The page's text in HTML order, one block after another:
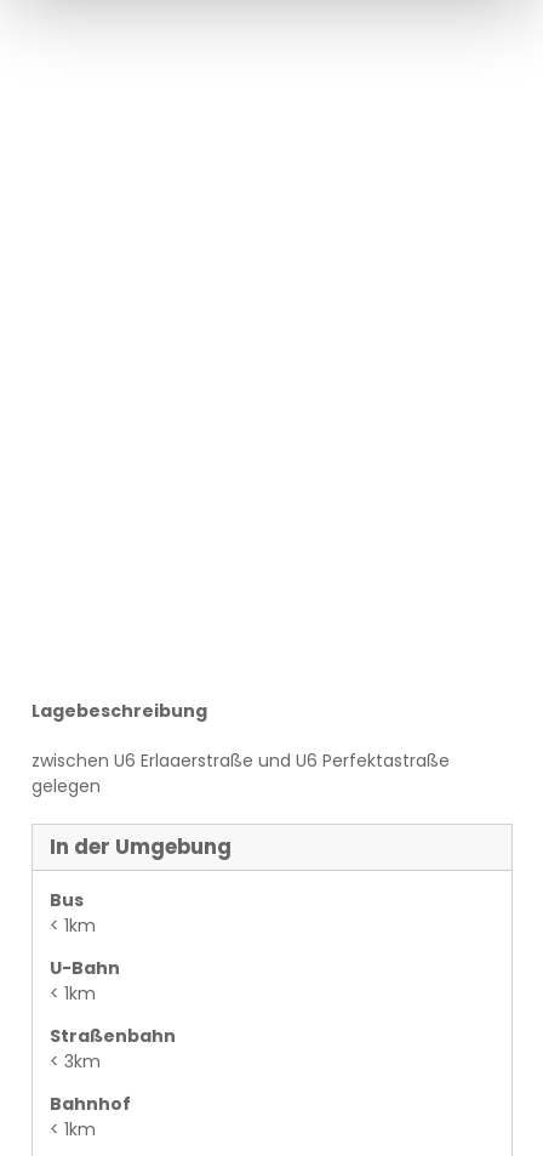
Lagebeschreibung
zwischen U6 Erlaaerstraße und U6 Perfektastraße
gelegen
In der Umgebung
Bus
< 1km
U-Bahn
< 1km
Straßenbahn
< 3km
Bahnhof
< 1km